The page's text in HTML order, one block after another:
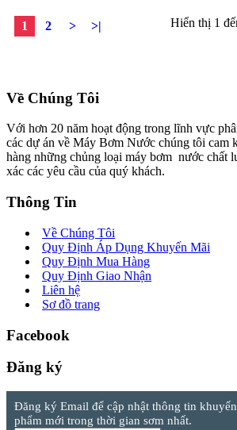
1 2 > >| Hiển thị 1
Về Chúng Tôi
Với hơn 20 năm hoạt động trong lĩnh vực
các dự án về Máy Bơm Nước chúng tôi cam
hàng những chủng loại máy bơm nước chất
xác các yêu cầu của quý khách.
Thông Tin
Về Chúng Tôi
Quy Định Áp Dụng Khuyến Mãi
Quy Định Mua Hàng
Quy Định Giao Nhận
Liên hệ
Sơ đồ trang
Facebook
Đăng ký
Đăng ký Email để cập nhật thông tin
phẩm mới trong thời gian sơm nhất.